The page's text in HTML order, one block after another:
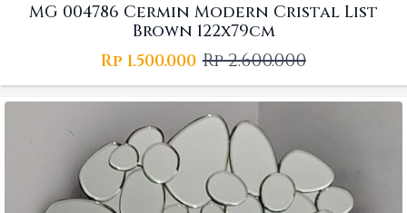
MG 004786 Cermin Modern Cristal List
Brown 122x79cm
Rp2.600.000
Original
price
was:
Rp 2.600.000.
Rp 1.500.000 Current
price
is:
Rp 1.500.000.